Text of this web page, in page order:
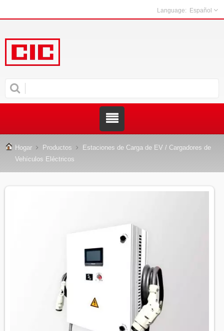
Español
Hogar Productos
Estaciones de Carga de EV / Cargadores de
Vehículos Eléctricos